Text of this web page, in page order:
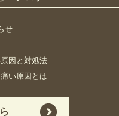
せ
因と対処法
い原因とは